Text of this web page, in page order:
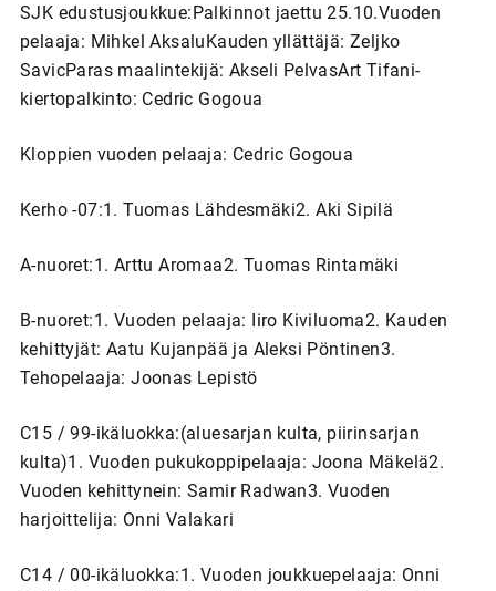
SJK edustusjoukkue:Palkinnot jaettu 25.10.Vuoden
pelaaja: Mihkel AksaluKauden yllättäjä: Zeljko
SavicParas maalintekijä: Akseli PelvasArt Tifani-
kiertopalkinto: Cedric Gogoua
Kloppien vuoden pelaaja: Cedric Gogoua
Kerho -07:1. Tuomas Lähdesmäki2. Aki Sipilä
A-nuoret:1. Arttu Aromaa2. Tuomas Rintamäki
B-nuoret:1. Vuoden pelaaja: Iiro Kiviluoma2. Kauden
kehittyjät: Aatu Kujanpää ja Aleksi Pöntinen3.
Tehopelaaja: Joonas Lepistö
C15 / 99-ikäluokka:(aluesarjan kulta, piirinsarjan
kulta)1. Vuoden pukukoppipelaaja: Joona Mäkelä2.
Vuoden kehittynein: Samir Radwan3. Vuoden
harjoittelija: Onni Valakari
C14 / 00-ikäluokka:1. Vuoden joukkuepelaaja: Onni